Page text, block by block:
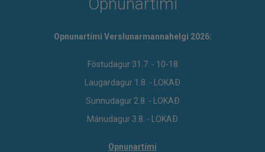
Opnunartími Verslunarmannahelgi 2026:
Föstudagur 31.7. - 10-18
Laugardagur 1.8. - LOKAÐ
Sunnudagur 2.8. - LOKAÐ
Mánudagur 3.8. - LOKAÐ
Opnunartími